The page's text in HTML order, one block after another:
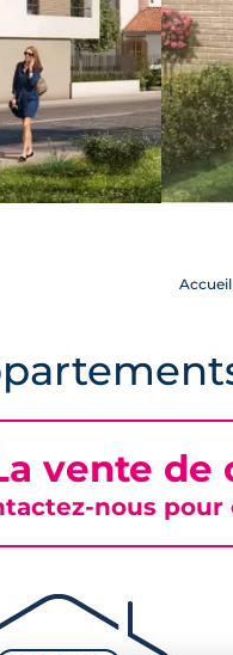
Accueil
vente de
nous